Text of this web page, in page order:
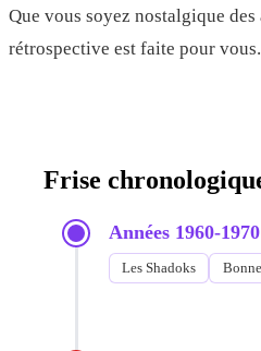
Que vous soyez nostalgique
rétrospective est faite pour vous.
Frise
Années 1960-1970
Les Shadoks